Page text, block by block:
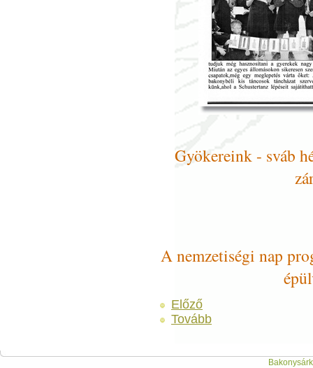
Gyökereink - sváb
A nemzetiségi nap
Előző
Tovább